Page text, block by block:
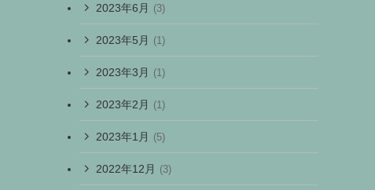
2023年6月 (3)
2023年5月 (1)
2023年3月 (1)
2023年2月 (1)
2023年1月 (5)
2022年12月 (3)